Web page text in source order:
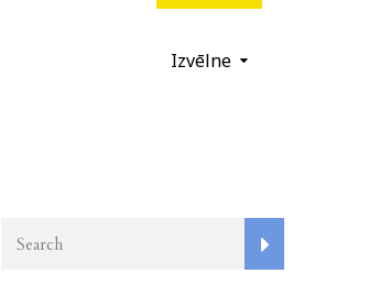
Izvēlne